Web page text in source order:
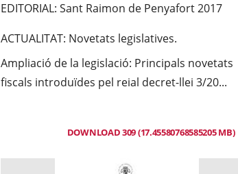
EDITORIAL: Sant Raimon de Penyafort 2017
ACTUALITAT: Novetats legislatives.
Ampliació de la legislació: Principals novetats
fiscals introduïdes pel reial decret-llei 3/20...
DOWNLOAD 309 (17.45580768585205 MB)